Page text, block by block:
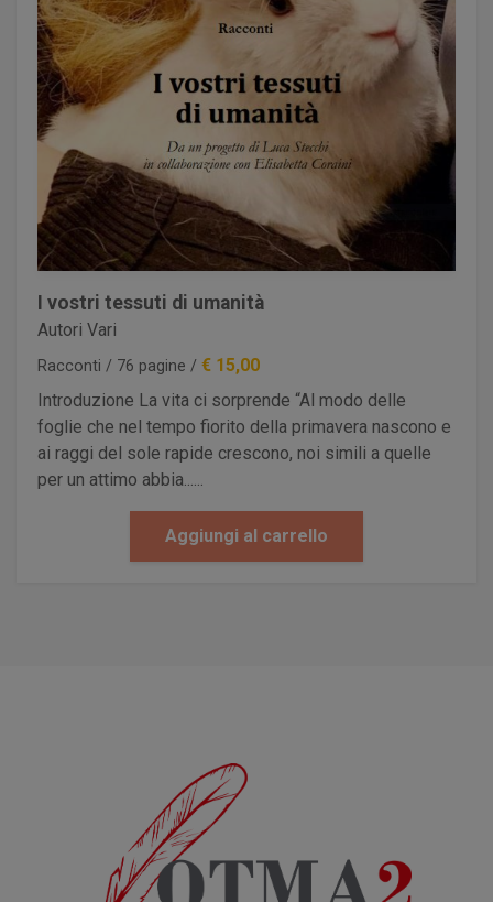
I vostri tessuti di umanità
Autori Vari
Racconti / 76 pagine /€ 15,00
Introduzione La vita ci sorprende “Al modo delle
foglie che nel tempo fiorito della primavera nascono e
ai raggi del sole rapide crescono, noi simili a quelle
per un attimo abbia......
Aggiungi al carrello